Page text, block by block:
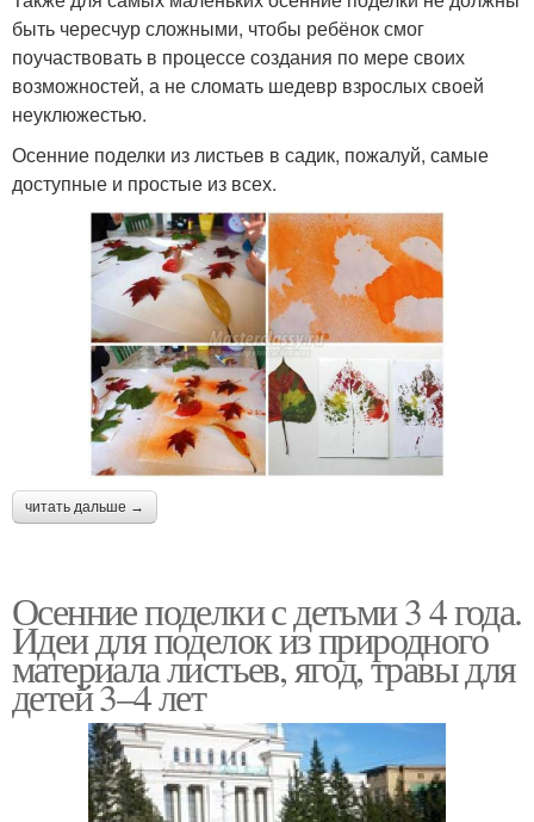
быть чересчур сложными, чтобы ребёнок смог
поучаствовать в процессе создания по мере своих
возможностей, а не сломать шедевр взрослых своей
неуклюжестью.
Осенние поделки из листьев в садик, пожалуй, самые
доступные и простые из всех.
читать дальше →
Осенние поделки с детьми 3 4 года.
Идеи для поделок из природного
материала листьев, ягод, травы для
детей 3–4 лет